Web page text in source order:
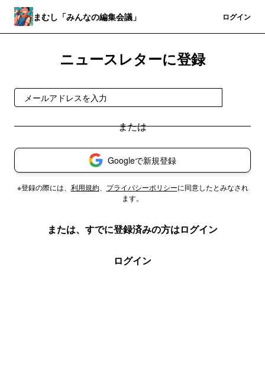
まむし「みんなの編集会議」 ログイン
ニュースレターに登録
Googleで新規登録
※登録の際には、 利用規約、 プライバシーポリシーに同意したとみなされ
ます。
または、すでに登録済みの方はログイン
ログイン